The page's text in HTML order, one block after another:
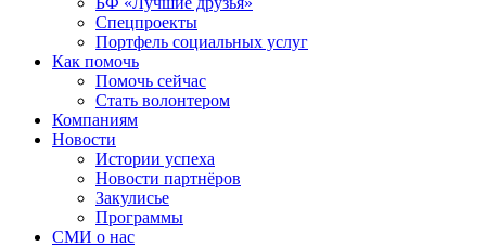
Спецпроекты
Портфель социальных услуг
Как помочь
Помочь сейчас
Стать волонтером
Компаниям
Новости
Истории успеха
Новости партнёров
Закулисье
Программы
СМИ о нас